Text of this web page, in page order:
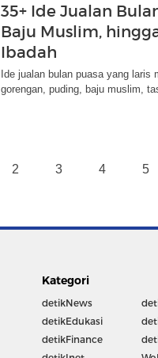
35+ Ide Jualan
Baju Muslim,
Ibadah
Ide jualan bulan puasa yang laris
gorengan, puding, baju muslim,
2 3 4 5
Kategori
detikNews
detikEdukasi
detikFinance